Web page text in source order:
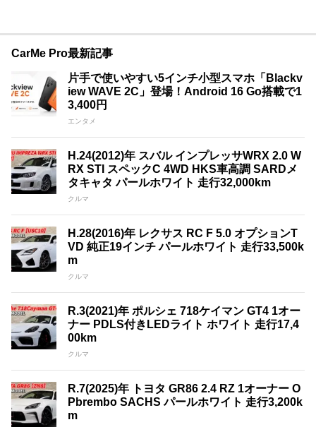
CarMe Pro最新記事
片手で使いやすい5インチ小型スマホ「Blackv
iew WAVE 2C」登場！Android 16 Go搭載で1
3,400円
エンタメ
H.24(2012)年 スバル インプレッサWRX 2.0 W
RX STI スペックC 4WD HKS車高調 SARDメ
タキャタ パールホワイト 走行32,000km
クルマ
H.28(2016)年 レクサス RC F 5.0 オプションT
VD 純正19インチ パールホワイト 走行33,500k
m
クルマ
R.3(2021)年 ポルシェ 718ケイマン GT4 1オー
ナー PDLS付きLEDライト ホワイト 走行17,4
00km
クルマ
R.7(2025)年 トヨタ GR86 2.4 RZ 1オーナー O
Pbrembo SACHS パールホワイト 走行3,200k
m